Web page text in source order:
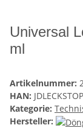
Universal
ml
Artikelnummer:
HAN: JDLECKSTOP
Kategorie:
Hersteller: